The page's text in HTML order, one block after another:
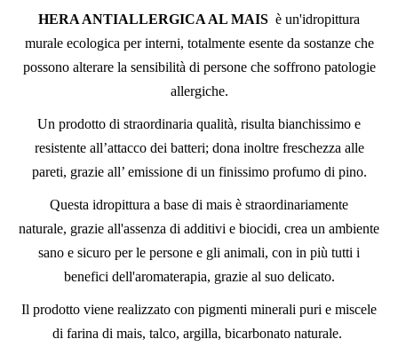
HERA ANTIALLERGICA AL MAIS è un'idropittura
murale ecologica per interni, totalmente esente da sostanze che
possono alterare la sensibilità di persone che soffrono patologie
allergiche.
Un prodotto di straordinaria qualità, risulta bianchissimo e
resistente all’attacco dei batteri; dona inoltre freschezza alle
pareti, grazie all’ emissione di un finissimo profumo di pino.
Questa idropittura a base di mais è straordinariamente
naturale, grazie all'assenza di additivi e biocidi, crea un ambiente
sano e sicuro per le persone e gli animali, con in più tutti i
benefici dell'aromaterapia, grazie al suo delicato.
Il prodotto viene realizzato con pigmenti minerali puri e miscele
di farina di mais, talco, argilla, bicarbonato naturale.